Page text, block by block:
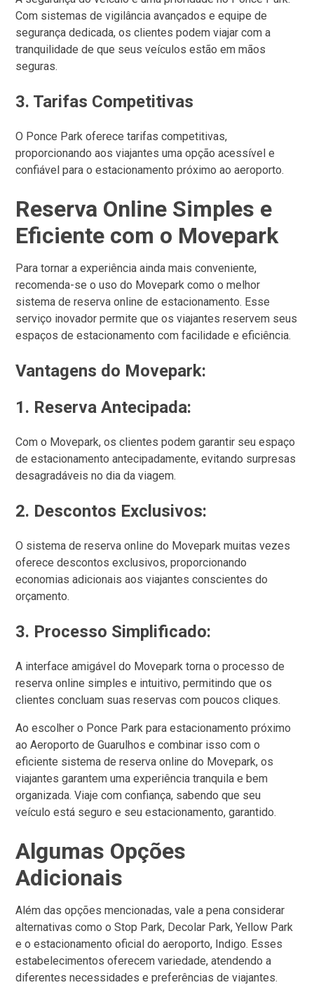
Com sistemas de vigilância avançados e equipe de
segurança dedicada, os clientes podem viajar com a
tranquilidade de que seus veículos estão em mãos
seguras.
3. Tarifas Competitivas
O Ponce Park oferece tarifas competitivas,
proporcionando aos viajantes uma opção acessível e
confiável para o estacionamento próximo ao aeroporto.
Reserva Online Simples e
Eficiente com o Movepark
Para tornar a experiência ainda mais conveniente,
recomenda-se o uso do Movepark como o melhor
sistema de reserva online de estacionamento. Esse
serviço inovador permite que os viajantes reservem seus
espaços de estacionamento com facilidade e eficiência.
Vantagens do Movepark:
1. Reserva Antecipada:
Com o Movepark, os clientes podem garantir seu espaço
de estacionamento antecipadamente, evitando surpresas
desagradáveis no dia da viagem.
2. Descontos Exclusivos:
O sistema de reserva online do Movepark muitas vezes
oferece descontos exclusivos, proporcionando
economias adicionais aos viajantes conscientes do
orçamento.
3. Processo Simplificado:
A interface amigável do Movepark torna o processo de
reserva online simples e intuitivo, permitindo que os
clientes concluam suas reservas com poucos cliques.
Ao escolher o Ponce Park para estacionamento próximo
ao Aeroporto de Guarulhos e combinar isso com o
eficiente sistema de reserva online do Movepark, os
viajantes garantem uma experiência tranquila e bem
organizada. Viaje com confiança, sabendo que seu
veículo está seguro e seu estacionamento, garantido.
Algumas Opções
Adicionais
Além das opções mencionadas, vale a pena considerar
alternativas como o Stop Park, Decolar Park, Yellow Park
e o estacionamento oficial do aeroporto, Indigo. Esses
estabelecimentos oferecem variedade, atendendo a
diferentes necessidades e preferências de viajantes.